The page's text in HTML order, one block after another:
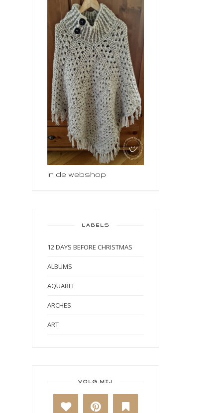
in de webshop
LABELS
12 DAYS BEFORE CHRISTMAS
ALBUMS
AQUAREL
ARCHES
ART
BAKKEN
VOLG MIJ